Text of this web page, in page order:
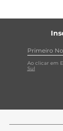
Ao clicar em
Sul